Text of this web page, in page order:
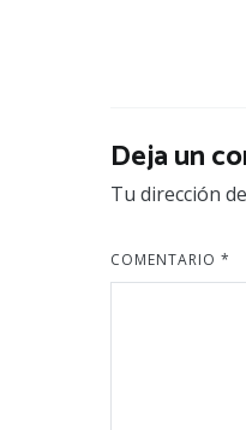
Deja un
Tu dirección
COMENTARIO *